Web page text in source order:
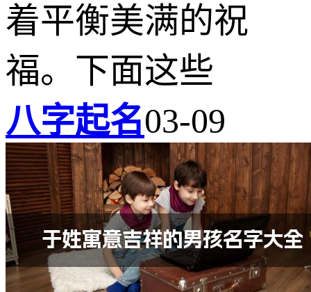
着平衡美满的祝
福。下面这些
八字起名03-09